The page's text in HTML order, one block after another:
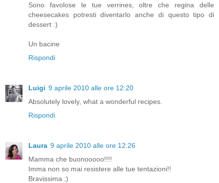
Sono favolose le tue verrines, oltre che regina delle
cheesecakes potresti diventarlo anche di questo tipo di
dessert :)
Un bacine
Rispondi
Luigi 9 aprile 2010 alle ore 12:20
Absolutely lovely, what a wonderful recipes.
Rispondi
Laura 9 aprile 2010 alle ore 12:26
Mamma che buonooooo!!!!
Imma non so mai resistere alle tue tentazioni!!
Bravissima ;)